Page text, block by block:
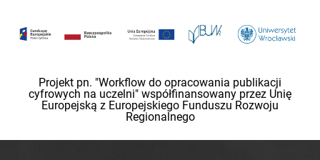
Projekt pn. "Workflow do opracowania publikacji
cyfrowych na uczelni" współfinansowany przez Unię
Europejską z Europejskiego Funduszu Rozwoju
Regionalnego